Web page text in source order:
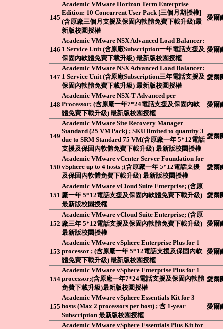
145
Academic VMware Horizon Term Enterprise
Edition: 10 Concurrent User Pack [三個月期授權]
(含原廠三個月支援及保固內軟體免費下載升級)最
新版校園授權
愛爾
146
Academic VMware NSX Advanced Load Balancer:
1 Service Unit (含原廠Subscription一年電話支援及
保固內軟體免費下載升級) 最新版校園授權
愛爾
147
Academic VMware NSX Advanced Load Balancer:
1 Service Unit (含原廠Subscription三年電話支援及
保固內軟體免費下載升級) 最新版校園授權
愛爾
148
Academic VMware NSX-T Advanced per
Processor; (含原廠一年7*24電話支援及保固內軟
體免費下載升級) 最新版校園授權
愛爾
149
Academic VMware Site Recovery Manager
Standard (25 VM Pack) ; SKU limited to quantity 3
due to SRM Standard 75 VM(含原廠一年 5*12電話
支援及保固內軟體免費下載升級) 最新版校園授權
愛爾
150
Academic VMware vCenter Server Foundation for
vSphere up to 4 hosts ;(含原廠一年 5*12電話支援
及保固內軟體免費下載升級) 最新版校園授權
愛爾
151
Academic VMware vCloud Suite Enterprise; (含原
廠一年 5*12電話支援及保固內軟體免費下載升級)
最新版校園授權
愛爾
152
Academic VMware vCloud Suite Enterprise; (含原
廠三年 5*12電話支援及保固內軟體免費下載升級)
最新版校園授權
愛爾
153
Academic VMware vSphere Enterprise Plus for 1
processor ; (含原廠一年 5*12電話支援及保固內軟
體免費下載升級) 最新版校園授權
愛爾
154
Academic VMware vSphere Enterprise Plus for 1
processor;(含原廠一年7*24電話支援及保固內軟體
免費下載升級)最新版校園授權
愛爾
155
Academic VMware vSphere Essentials Kit for 3
hosts (Max 2 processors per host) ; 含 1-year
Subscription 最新版校園授權
愛爾
Academic VMware vSphere Essentials Plus Kit for